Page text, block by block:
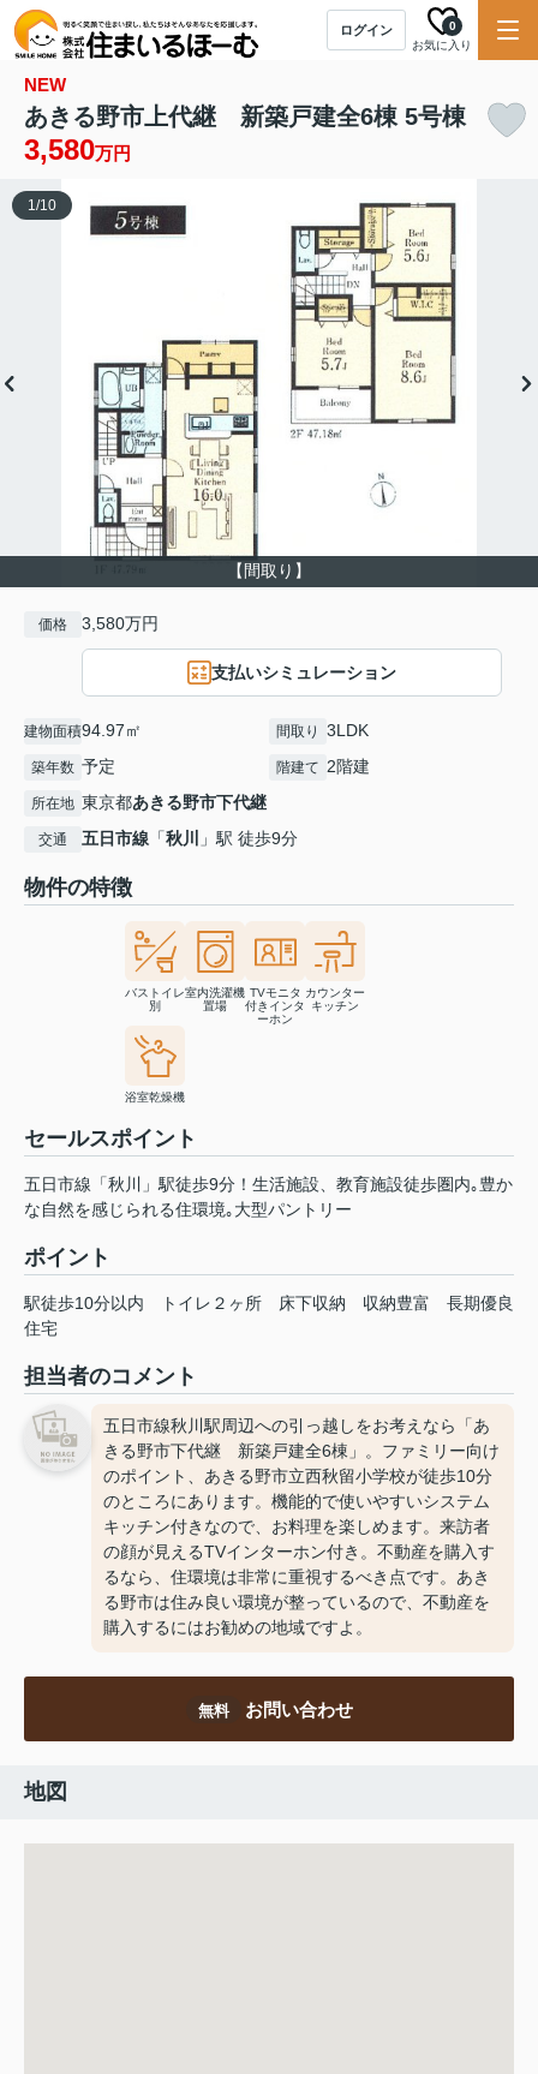
ログイン
お気に入り
0
NEW
あきる野市上代継 新築戸建全6棟 5号棟
3,580万円
【間取り】
1/10
価格 3,580万円
支払いシミュレーション
建物面積94.97㎡ 間取り 3LDK
築年数 予定 階建て 2階建
所在地 東京都あきる野市下代継
交通 五日市線 「秋川 」駅 徒歩9分
物件の特徴
バストイレ
別
室内洗濯機
置場
TVモニタ
付きインタ
ーホン
カウンター
キッチン
浴室乾燥機
セールスポイント
五日市線「秋川」駅徒歩9分！生活施設、教育施設徒歩圏内｡豊か
な自然を感じられる住環境｡大型パントリー
ポイント
駅徒歩10分以内 トイレ２ヶ所 床下収納 収納豊富
長期優良
住宅
担当者のコメント
五日市線秋川駅周辺への引っ越しをお考えなら「あ
きる野市下代継 新築戸建全6棟」。ファミリー向け
のポイント、あきる野市立西秋留小学校が徒歩10分
のところにあります。機能的で使いやすいシステム
キッチン付きなので、お料理を楽しめます。来訪者
の顔が見えるTVインターホン付き。不動産を購入す
るなら、住環境は非常に重視するべき点です。あき
る野市は住み良い環境が整っているので、不動産を
購入するにはお勧めの地域ですよ。
無料 お問い合わせ
地図